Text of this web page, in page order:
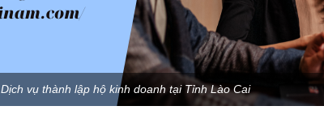
Dịch vụ thành lập hộ kinh doanh tại Tỉnh Lào Cai